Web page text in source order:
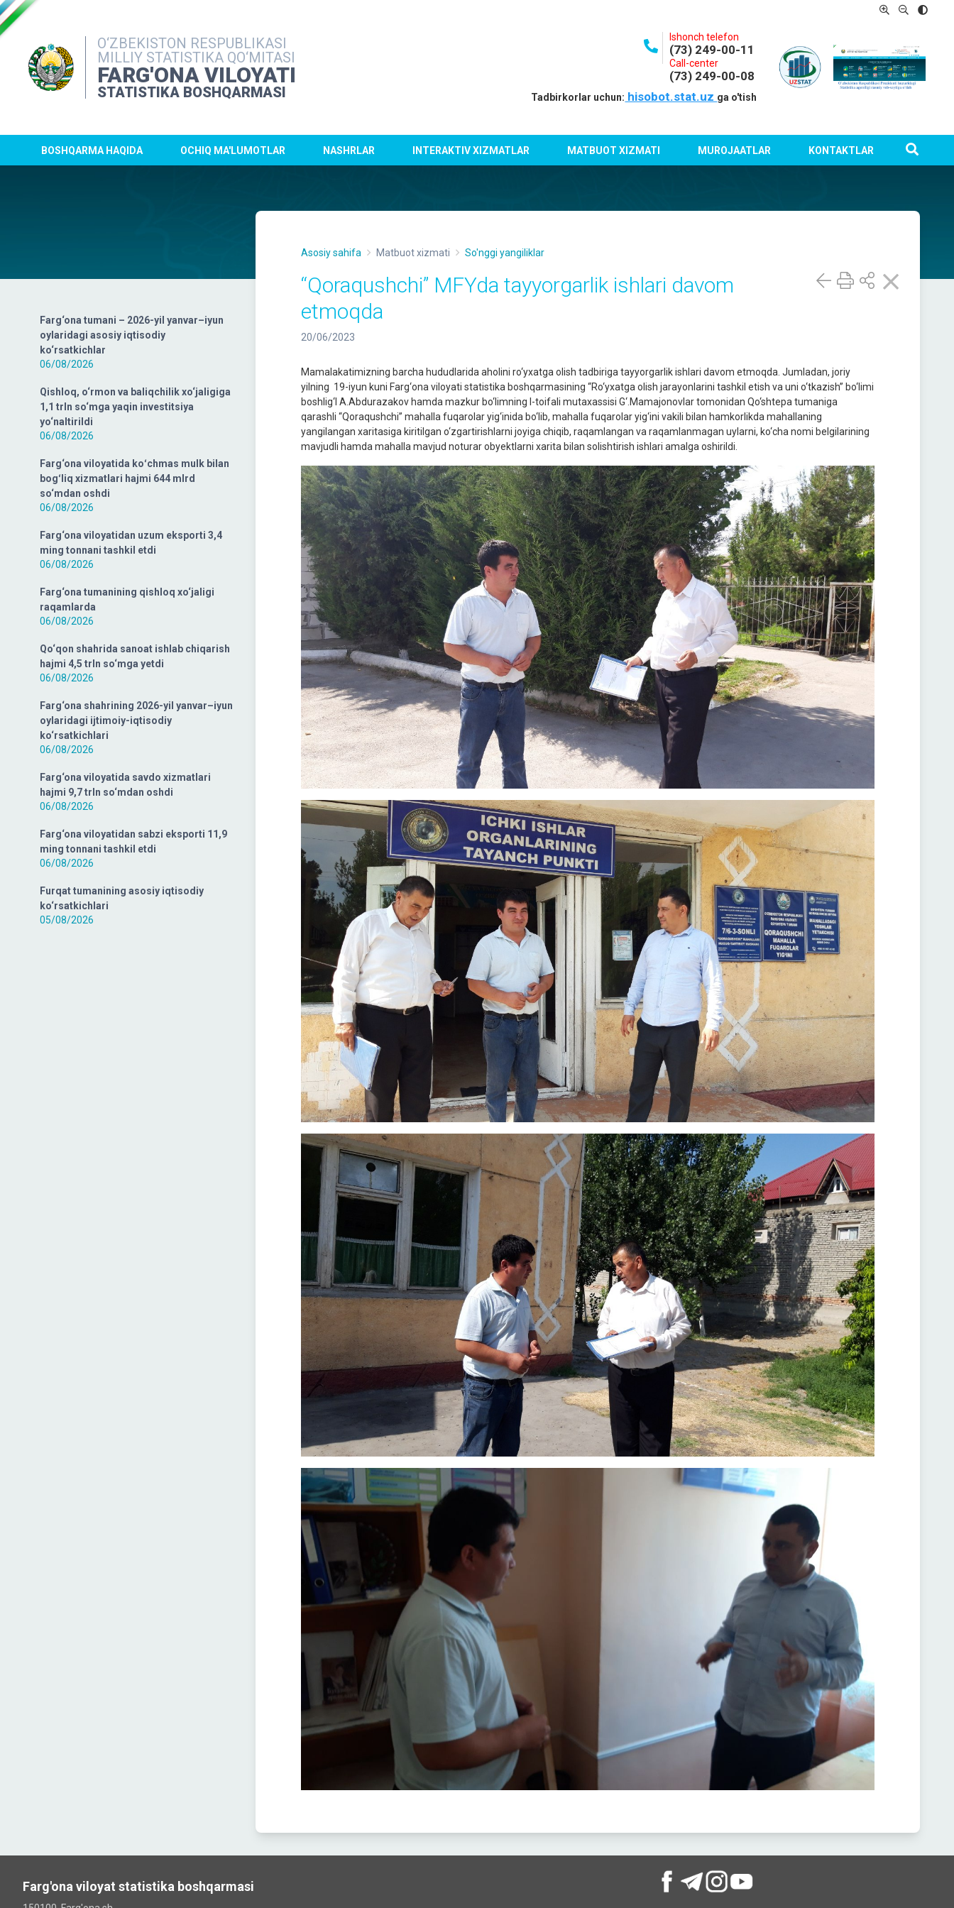
O‘ZBEKISTON RESPUBLIKASI
MILLIY STATISTIKA QO‘MITASI
FARG'ONA VILOYATI
STATISTIKA BOSHQARMASI
Ishonch telefon
(73) 249-00-11
Call-center
(73) 249-00-08
Tadbirkorlar uchun: hisobot.stat.uz ga o'tish
BOSHQARMA HAQIDA OCHIQ MA'LUMOTLAR NASHRLAR INTERAKTIV XIZMATLAR MATBUOT XIZMATI MUROJAATLAR KONTAKTLAR
Farg‘ona tumani – 2026-yil yanvar–iyun
oylaridagi asosiy iqtisodiy
ko‘rsatkichlar
06/08/2026
Qishloq, o‘rmon va baliqchilik xo‘jaligiga
1,1 trln so‘mga yaqin investitsiya
yo‘naltirildi
06/08/2026
Farg‘ona viloyatida koʻchmas mulk bilan
bogʻliq xizmatlari hajmi 644 mlrd
so‘mdan oshdi
06/08/2026
Farg‘ona viloyatidan uzum eksporti 3,4
ming tonnani tashkil etdi
06/08/2026
Farg‘ona tumanining qishloq xo‘jaligi
raqamlarda
06/08/2026
Qo‘qon shahrida sanoat ishlab chiqarish
hajmi 4,5 trln so‘mga yetdi
06/08/2026
Farg‘ona shahrining 2026-yil yanvar–iyun
oylaridagi ijtimoiy-iqtisodiy
ko‘rsatkichlari
06/08/2026
Farg‘ona viloyatida savdo xizmatlari
hajmi 9,7 trln so‘mdan oshdi
06/08/2026
Farg‘ona viloyatidan sabzi eksporti 11,9
ming tonnani tashkil etdi
06/08/2026
Furqat tumanining asosiy iqtisodiy
ko‘rsatkichlari
05/08/2026
Asosiy sahifa Matbuot xizmati So'nggi yangiliklar
“Qoraqushchi” MFYda tayyorgarlik ishlari davom
etmoqda
20/06/2023
Mamalakatimizning barcha hududlarida aholini ro‘yxatga olish tadbiriga tayyorgarlik ishlari davom etmoqda. Jumladan, joriy
yilning 19-iyun kuni Farg‘ona viloyati statistika boshqarmasining “Ro‘yxatga olish jarayonlarini tashkil etish va uni o‘tkazish” bo‘limi
boshlig‘I A.Abdurazakov hamda mazkur bo‘limning I-toifali mutaxassisi G‘.Mamajonovlar tomonidan Qo‘shtepa tumaniga
qarashli “Qoraqushchi” mahalla fuqarolar yig‘inida bo‘lib, mahalla fuqarolar yig‘ini vakili bilan hamkorlikda mahallaning
yangilangan xaritasiga kiritilgan o‘zgartirishlarni joyiga chiqib, raqamlangan va raqamlanmagan uylarni, ko‘cha nomi belgilarining
mavjudli hamda mahalla mavjud noturar obyektlarni xarita bilan solishtirish ishlari amalga oshirildi.
Farg'ona viloyat statistika boshqarmasi